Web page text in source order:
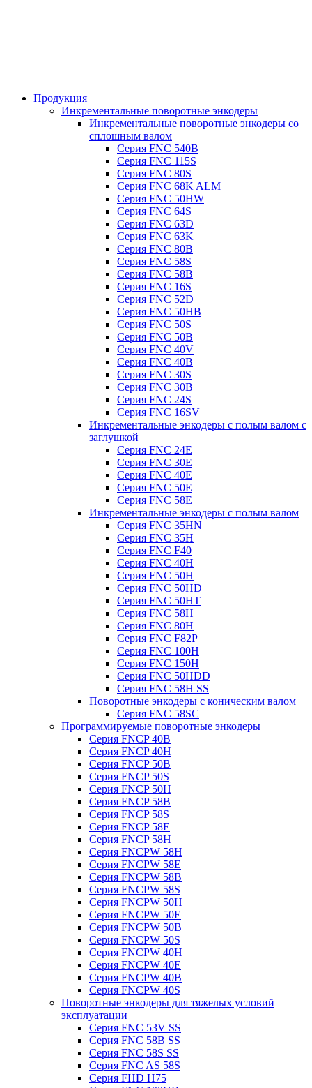
Продукция
Инкрементальные поворотные энкодеры
Инкрементальные поворотные энкодеры со
сплошным валом
Серия FNC 540B
Серия FNC 115S
Серия FNC 80S
Серия FNC 68K ALM
Серия FNC 50HW
Серия FNC 64S
Серия FNC 63D
Серия FNC 63K
Серия FNC 80B
Серия FNC 58S
Серия FNC 58B
Серия FNC 16S
Серия FNC 52D
Серия FNC 50HB
Серия FNC 50S
Серия FNC 50B
Серия FNC 40V
Серия FNC 40B
Серия FNC 30S
Серия FNC 30B
Серия FNC 24S
Серия FNC 16SV
Инкрементальные энкодеры с полым валом с
заглушкой
Серия FNC 24E
Серия FNC 30E
Серия FNC 40E
Серия FNC 50E
Серия FNC 58E
Инкрементальные энкодеры с полым валом
Серия FNC 35HN
Серия FNC 35H
Серия FNC F40
Серия FNC 40H
Серия FNC 50H
Серия FNC 50HD
Серия FNC 50HT
Серия FNC 58H
Серия FNC 80H
Серия FNC F82P
Серия FNC 100H
Серия FNC 150H
Серия FNC 50HDD
Серия FNC 58H SS
Поворотные энкодеры с коническим валом
Серия FNC 58SC
Программируемые поворотные энкодеры
Серия FNCP 40B
Серия FNCP 40H
Серия FNCP 50B
Серия FNCP 50S
Серия FNCP 50H
Серия FNCP 58B
Серия FNCP 58S
Серия FNCP 58E
Серия FNCP 58H
Серия FNCPW 58H
Серия FNCPW 58E
Серия FNCPW 58B
Серия FNCPW 58S
Серия FNCPW 50H
Серия FNCPW 50E
Серия FNCPW 50B
Серия FNCPW 50S
Серия FNCPW 40H
Серия FNCPW 40E
Серия FNCPW 40B
Серия FNCPW 40S
Поворотные энкодеры для тяжелых условий
эксплуатации
Серия FNC 53V SS
Серия FNC 58B SS
Серия FNC 58S SS
Серия FNC AS 58S
Серия FHD H75